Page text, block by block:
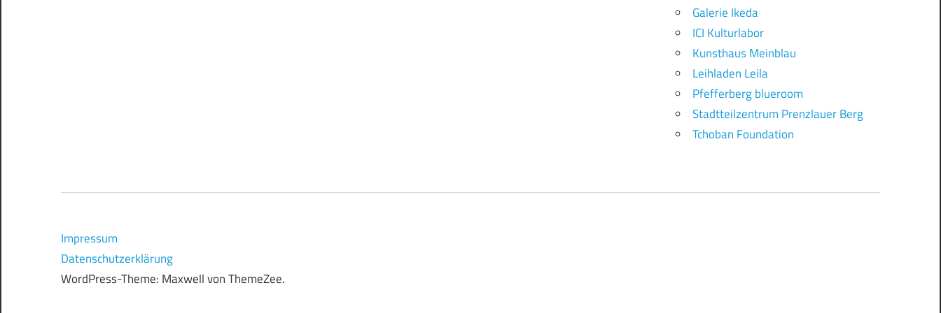
Galerie Ikeda
ICI Kulturlabor
Kunsthaus Meinblau
Leihladen Leila
Pfefferberg blueroom
Stadtteilzentrum Prenzlauer Berg
Tchoban Foundation
Impressum
Datenschutzerklärung
WordPress-Theme: Maxwell von ThemeZee.